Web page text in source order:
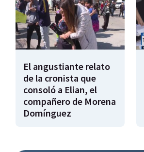
El angustiante relato
de la cronista que
consoló a Elian, el
compañero de Morena
Domínguez